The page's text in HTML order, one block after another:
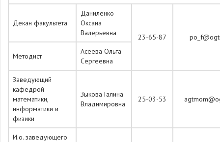
Декан факультета
Даниленко
Оксана
Валерьевна
23-65-87
Методист
Асеева Ольга
Сергеевна
Заведующий
кафедрой
математики,
информатики и
физики
Зыкова Галина
Владимировна
25-03-53
И.о. заведующего